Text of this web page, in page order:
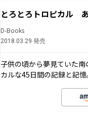
とろとろトロピカル
D-Books
2018.03.29 発売
子供の頃から夢見ていた
カルな45日間の記録と記憶